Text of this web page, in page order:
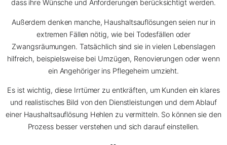
dass ihre Wünsche und Anforderungen berücksichtigt werden.
Außerdem denken manche, Haushaltsauflösungen seien nur in
extremen Fällen nötig, wie bei Todesfällen oder
Zwangsräumungen. Tatsächlich sind sie in vielen Lebenslagen
hilfreich, beispielsweise bei Umzügen, Renovierungen oder wenn
ein Angehöriger ins Pflegeheim umzieht.
Es ist wichtig, diese Irrtümer zu entkräften, um Kunden ein klares
und realistisches Bild von den Dienstleistungen und dem Ablauf
einer Haushaltsauflösung Hehlen zu vermitteln. So können sie den
Prozess besser verstehen und sich darauf einstellen.